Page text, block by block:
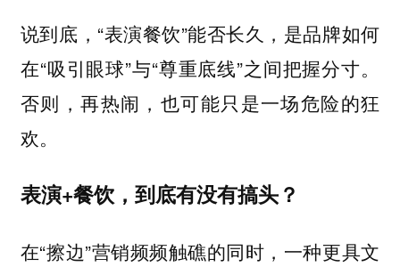
说到底，“表演餐饮”能否长久，是品牌如何
在“吸引眼球”与“尊重底线”之间把握分寸。
否则，再热闹，也可能只是一场危险的狂
欢。
表演+餐饮，到底有没有搞头？
在“擦边”营销频频触礁的同时，一种更具文